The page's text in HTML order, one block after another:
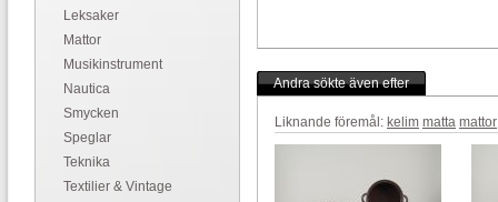
Leksaker
Mattor
Musikinstrument
Nautica
Smycken
Speglar
Teknika
Textilier & Vintage
Andra sökte även efter
Liknande föremål: kelim matta mattor